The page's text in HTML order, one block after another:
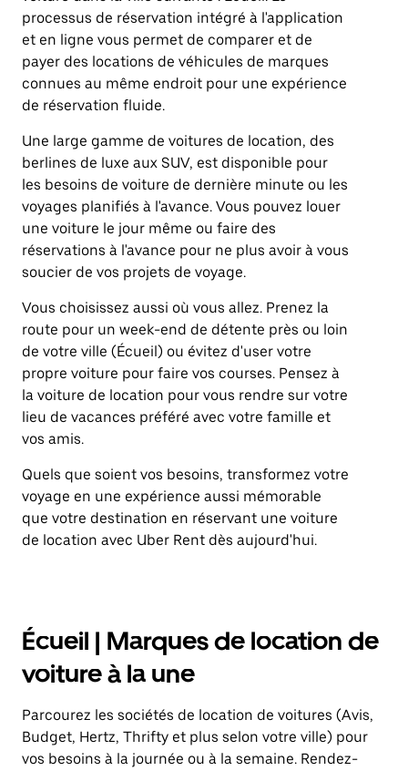
processus de réservation intégré à l'application
et en ligne vous permet de comparer et de
payer des locations de véhicules de marques
connues au même endroit pour une expérience
de réservation fluide.
Une large gamme de voitures de location, des
berlines de luxe aux SUV, est disponible pour
les besoins de voiture de dernière minute ou les
voyages planifiés à l'avance. Vous pouvez louer
une voiture le jour même ou faire des
réservations à l'avance pour ne plus avoir à vous
soucier de vos projets de voyage.
Vous choisissez aussi où vous allez. Prenez la
route pour un week-end de détente près ou loin
de votre ville (Écueil) ou évitez d'user votre
propre voiture pour faire vos courses. Pensez à
la voiture de location pour vous rendre sur votre
lieu de vacances préféré avec votre famille et
vos amis.
Quels que soient vos besoins, transformez votre
voyage en une expérience aussi mémorable
que votre destination en réservant une voiture
de location avec Uber Rent dès aujourd'hui.
Écueil | Marques de location de
voiture à la une
Parcourez les sociétés de location de voitures (Avis,
Budget, Hertz, Thrifty et plus selon votre ville) pour
vos besoins à la journée ou à la semaine. Rendez-